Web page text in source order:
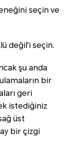
seçin ve
değil'i seçin.
şu anda
bir
geri
istediğiniz
üst
bir çizgi